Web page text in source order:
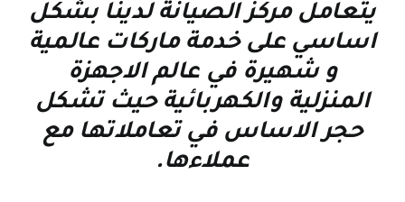
يتعامل مركز الصيانة لدينا بشكل
اساسي على خدمة ماركات عالمية
و شهيرة في عالم الاجهزة
المنزلية والكهربائية حيث تشكل
حجر الاساس في تعاملاتها مع
عملاءها.